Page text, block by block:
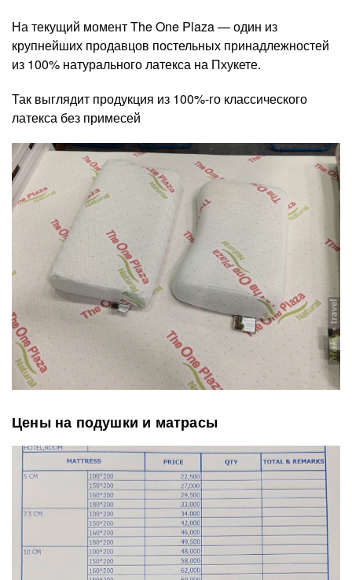
На текущий момент The One Plaza — один из
крупнейших продавцов постельных принадлежностей
из 100% натурального латекса на Пхукете.
Так выглядит продукция из 100%-го классического
латекса без примесей
Цены на подушки и матрасы